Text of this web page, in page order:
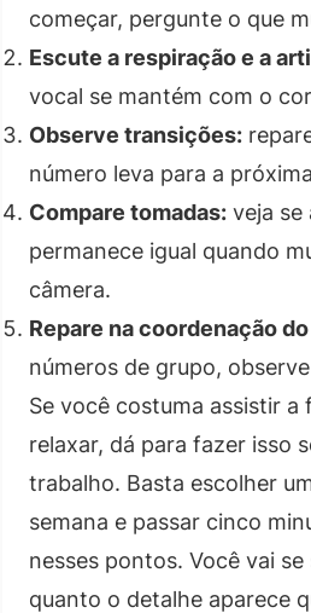
começar, pergunte o que
Escute a respiração e a
vocal se mantém com o
Observe transições:
número leva para a
Compare tomadas: veja se
permanece igual quando
câmera.
Repare na coordenação
números de grupo,
Se você costuma assistir a
relaxar, dá para fazer isso
trabalho. Basta escolher
semana e passar cinco
nesses pontos. Você vai
quanto o detalhe aparece